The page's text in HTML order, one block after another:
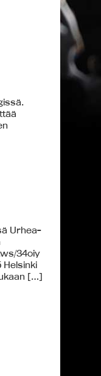
Urhea-
34oiy
Helsinki
[…]